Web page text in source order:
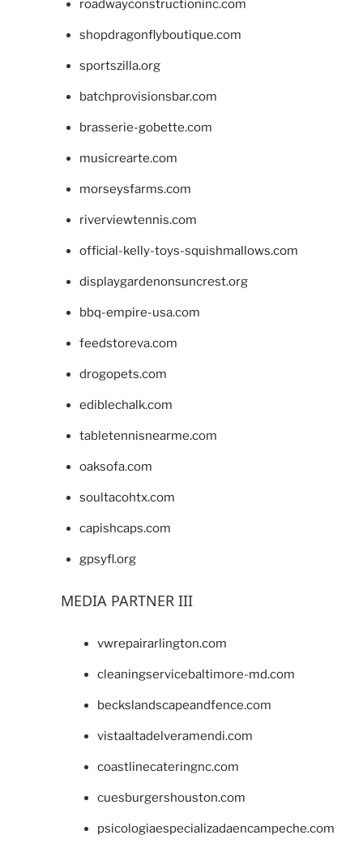
roadwayconstructioninc.com
shopdragonflyboutique.com
sportszilla.org
batchprovisionsbar.com
brasserie-gobette.com
musicrearte.com
morseysfarms.com
riverviewtennis.com
official-kelly-toys-squishmallows.com
displaygardenonsuncrest.org
bbq-empire-usa.com
feedstoreva.com
drogopets.com
ediblechalk.com
tabletennisnearme.com
oaksofa.com
soultacohtx.com
capishcaps.com
gpsyfl.org
MEDIA PARTNER III
vwrepairarlington.com
cleaningservicebaltimore-md.com
beckslandscapeandfence.com
vistaaltadelveramendi.com
coastlinecateringnc.com
cuesburgershouston.com
psicologiaespecializadaencampeche.com